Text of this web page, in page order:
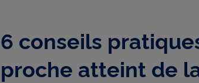
6 conseils
proche atteint de